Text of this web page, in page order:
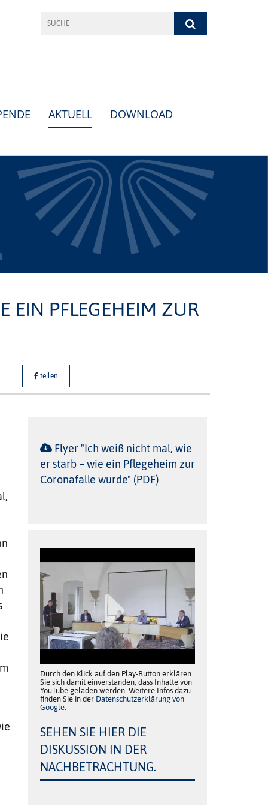
AKTUELL DOWNLOAD
PFLEGEHEIM ZUR C
teilen
Flyer "Ich weiß nicht mal, wie
er starb – wie ein Pflegeheim zur
Coronafalle wurde" (PDF)
Durch den Klick auf den Play-Button erklären
Sie sich damit einverstanden, dass Inhalte von
YouTube geladen werden. Weitere Infos dazu
finden Sie in der Datenschutzerklärung von
Google.
SEHEN SIE HIER DIE
DISKUSSION IN DER
NACHBETRACHTUNG.